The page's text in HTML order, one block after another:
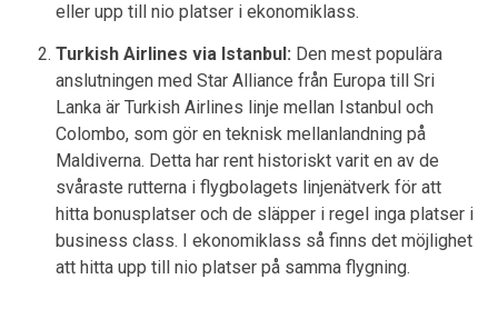
eller upp till nio platser i ekonomiklass.
Turkish Airlines via Istanbul: Den mest populära
anslutningen med Star Alliance från Europa till Sri
Lanka är Turkish Airlines linje mellan Istanbul och
Colombo, som gör en teknisk mellanlandning på
Maldiverna. Detta har rent historiskt varit en av de
svåraste rutterna i flygbolagets linjenätverk för att
hitta bonusplatser och de släpper i regel inga platser i
business class. I ekonomiklass så finns det möjlighet
att hitta upp till nio platser på samma flygning.